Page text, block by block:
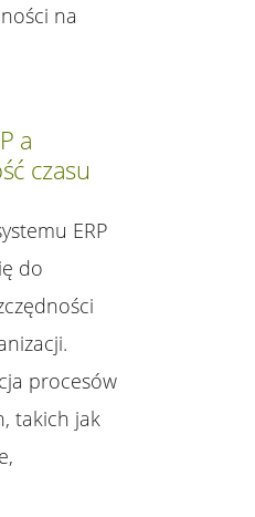
na
a
czasu
ERP
do
procesów
takich jak